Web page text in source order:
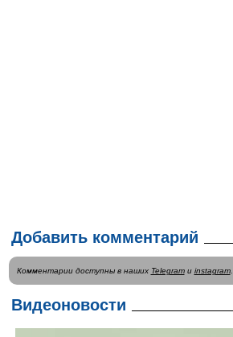
Добавить комментарий
Комментарии доступны в наших Telegramи instagram.
Видеоновости